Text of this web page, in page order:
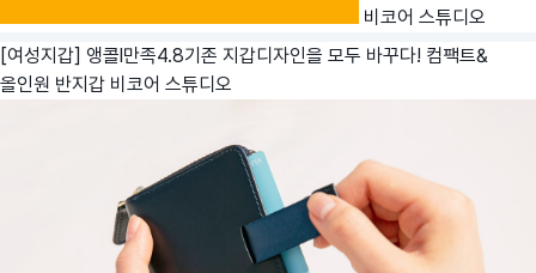
비코어 스튜디오
[여성지갑] 앵콜l만족4.8기존 지갑디자인을 모두 바꾸다! 컴팩트&
올인원 반지갑 비코어 스튜디오